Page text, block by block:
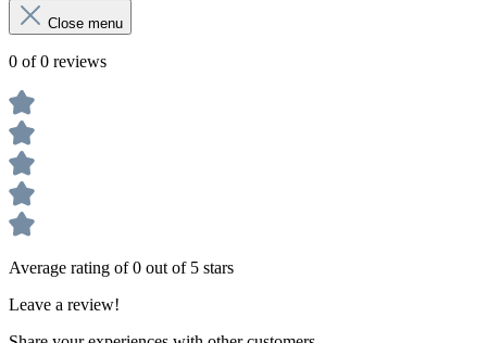
Close menu
0 of 0 reviews
Average rating of 0 out of 5 stars
Leave a review!